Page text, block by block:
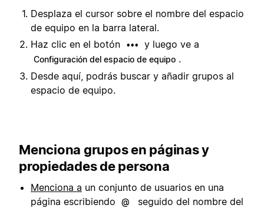
Desplaza el cursor sobre el nombre del espacio
de equipo en la barra lateral.
Haz clic en el botón
••• y luego ve a
Configuración del espacio de equipo .
Desde aquí, podrás buscar y añadir grupos al
espacio de equipo.
Menciona grupos en páginas y
propiedades de persona
Menciona a un conjunto de usuarios en una
página escribiendo
@ seguido del nombre del